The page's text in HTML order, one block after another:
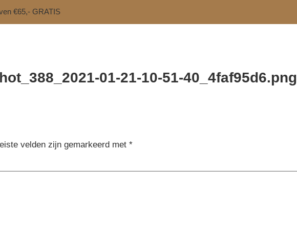
€65,- GRATIS
01-21-10-51-40_4faf95d6.png
velden zijn gemarkeerd met *